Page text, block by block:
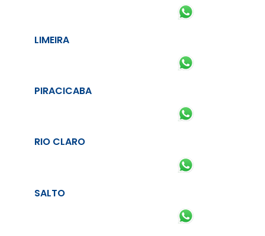
LIMEIRA
PIRACICABA
RIO CLARO
SALTO